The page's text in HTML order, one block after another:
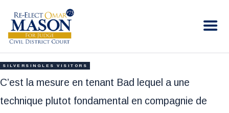
RE-ELECT OMAR MASON JUDGE
HOME
BIO
CONTACT
SILVERSINGLES VISITORS
C’est la mesure en tenant Bad lequel a une
technique plutot fondamental en compagnie de